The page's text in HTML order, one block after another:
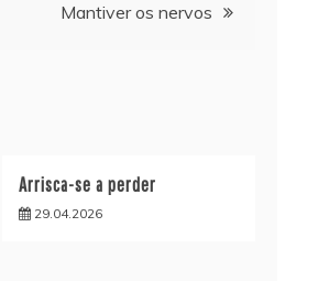
Mantiver os nervos
Arrisca-se a perder
29.04.2026